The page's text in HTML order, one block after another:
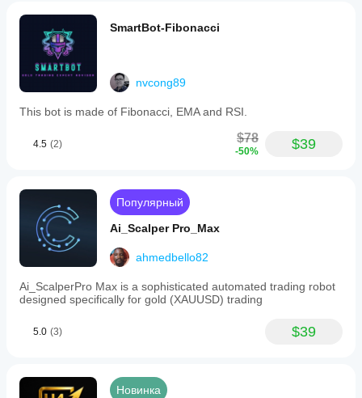
SmartBot-Fibonacci
nvcong89
This bot is made of Fibonacci, EMA and RSI.
4.5 (2) $78
-50% $39
Популярный
Ai_Scalper Pro_Max
ahmedbello82
Ai_ScalperPro Max is a sophisticated automated trading robot
designed specifically for gold (XAUUSD) trading
5.0 (3) $39
Новинка